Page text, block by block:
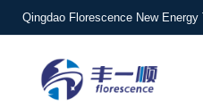
Qingdao Florescence New